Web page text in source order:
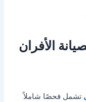
الأفران
تشمل فحصًا شاملاً